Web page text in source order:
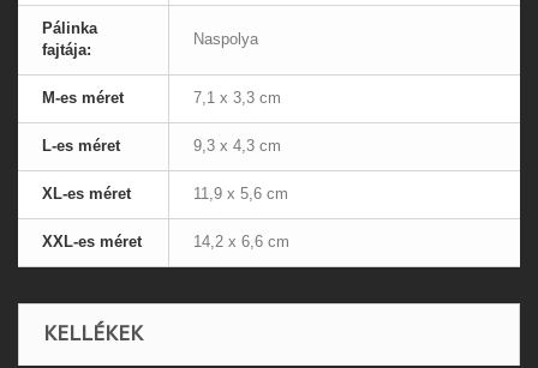
Pálinka
fajtája:
Naspolya
M-es méret 7,1 x 3,3 cm
L-es méret 9,3 x 4,3 cm
XL-es méret 11,9 x 5,6 cm
XXL-es méret 14,2 x 6,6 cm
KELLÉKEK